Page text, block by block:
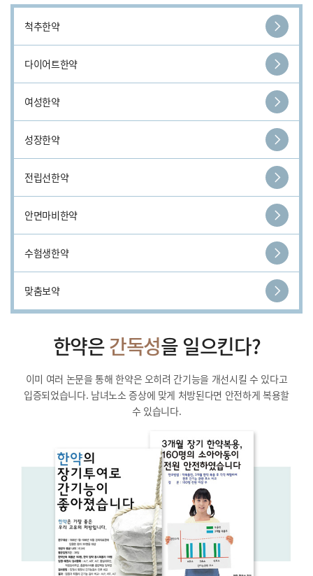
척추한약
다이어트한약
여성한약
성장한약
전립선한약
안면마비한약
수험생한약
맞춤보약
한약은간독성을 일으킨다?
이미 여러 논문을 통해 한약은 오히려 간기능을 개선시킬 수 있다고
입증되었습니다. 남녀노소 증상에 맞게 처방된다면 안전하게 복용할
수 있습니다.